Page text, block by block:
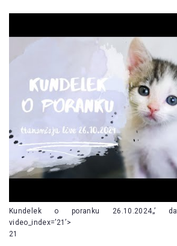
Kundelek o poranku 26.10.2024„’
video_index=’21’>
21